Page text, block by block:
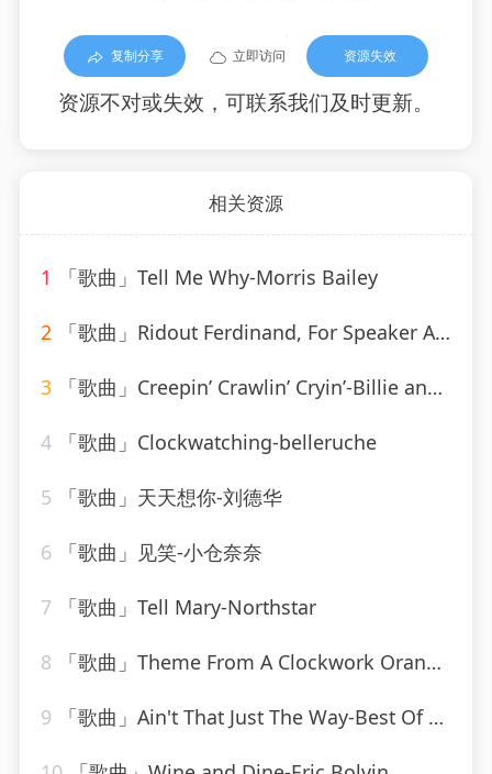
复制分享 立即访问 资源失效
资源不对或失效，可联系我们及时更新。
相关资源
1 「歌曲」Tell Me Why-Morris Bailey
2 「歌曲」Ridout Ferdinand, For Speaker And Solo Violin-Elena Bashkirova、gidon kremer
3 「歌曲」Creepin’ Crawlin’ Cryin’-Billie and Lillie
4 「歌曲」Clockwatching-belleruche
5 「歌曲」天天想你-刘德华
6 「歌曲」见笑-小仓奈奈
7 「歌曲」Tell Mary-Northstar
8 「歌曲」Theme From A Clockwork Orange-Various Artists
9 「歌曲」Ain't That Just The Way-Best Of Hits (最佳点击率)